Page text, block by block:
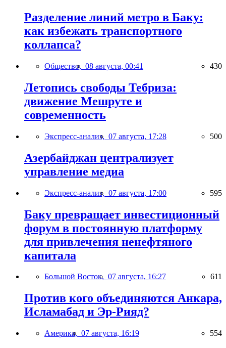
Разделение линий метро в Баку:
как избежать транспортного
коллапса?
Общество, 08 августа, 00:41 430
Летопись свободы Тебриза:
движение Мешруте и
современность
Экспресс-анализ, 07 августа, 17:28 500
Азербайджан централизует
управление медиа
Экспресс-анализ, 07 августа, 17:00 595
Баку превращает инвестиционный
форум в постоянную платформу
для привлечения ненефтяного
капитала
Большой Восток, 07 августа, 16:27 611
Против кого объединяются Анкара,
Исламабад и Эр-Рияд?
Америка, 07 августа, 16:19 554